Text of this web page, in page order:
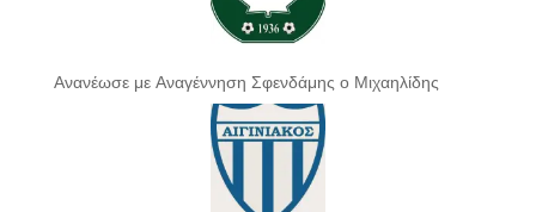
Ανανέωσε με Αναγέννηση Σφενδάμης ο Μιχαηλίδης